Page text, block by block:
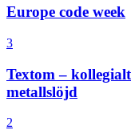
Europe code week
3
Textom –
metallslöjd
2